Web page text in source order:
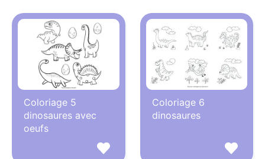
Coloriage 5
dinosaures avec
oeufs
Coloriage 6
dinosaures